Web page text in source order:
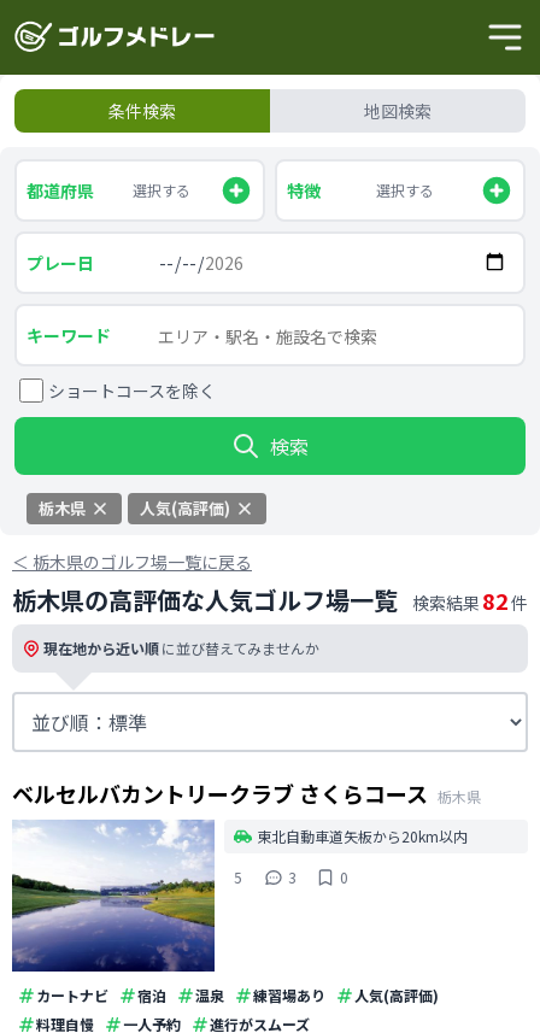
条件検索 地図検索
都道府県 選択する 特徴 選択する
プレー日
キーワード
ショートコースを除く
検索
栃木県 人気(高評価)
＜ 栃木県のゴルフ場一覧に戻る
栃木県の高評価な人気ゴルフ場一覧 検索結果 82件
現在地から近い順に並び替えてみませんか
ベルセルバカントリークラブ さくらコース 栃木県
東北自動車道矢板から20km以内
5
3 0
カートナビ 宿泊 温泉 練習場あり
人気(高評価)
料理自慢
一人予約 進行がスムーズ